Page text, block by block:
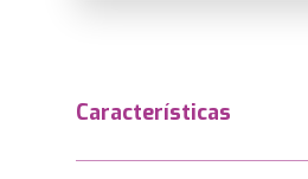
Características